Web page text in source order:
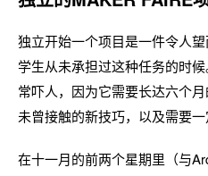
独立开始一个项目是一件令人
学生从未承担过这种任务的时
常吓人，因为它需要长达六个
未曾接触的新技巧，以及需要一
在十一月的前两个星期里（与